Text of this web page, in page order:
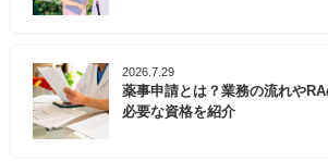
2026.7.29
薬事申請とは？業務の流れや
必要な資格を紹介